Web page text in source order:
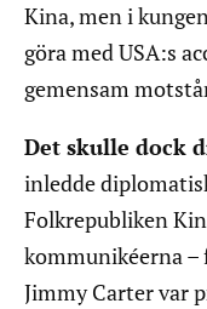
Kina, men i
göra med USA:s
gemensam
Det skulle dock
inledde
Folkrepubliken
kommunikéerna –
Jimmy Carter var